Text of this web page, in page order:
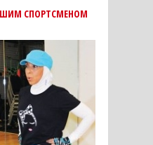
СПОРТСМЕНОМ